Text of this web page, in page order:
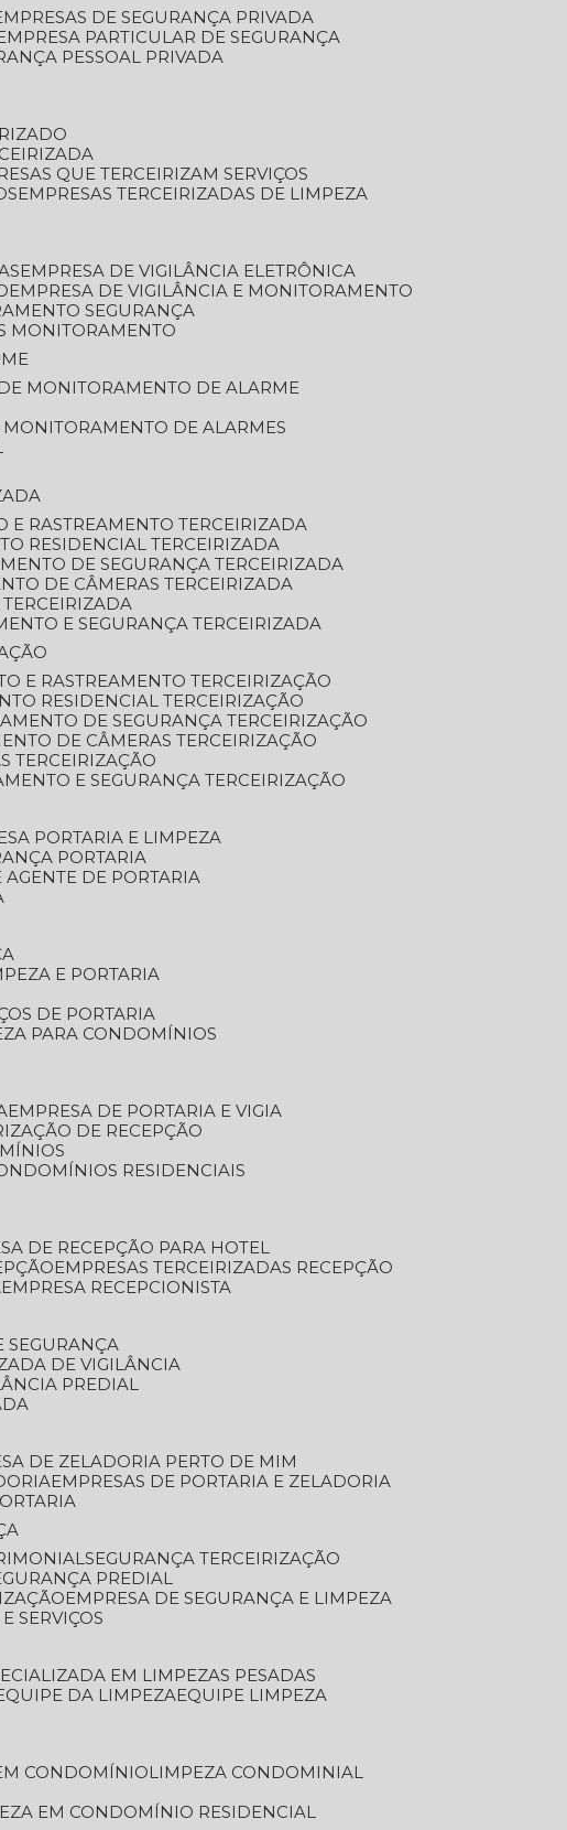
EMPRESAS DE SEGURANÇA PRIVADA
EMPRESA PARTICULAR DE SEGURANÇA
PESSOAL PRIVADA
QUE TERCEIRIZAM SERVIÇOS
EMPRESAS TERCEIRIZADAS DE LIMPEZA
EMPRESA DE VIGILÂNCIA ELETRÔNICA
EMPRESA DE VIGILÂNCIA E MONITORAMENTO
SEGURANÇA
MONITORAMENTO
DE MONITORAMENTO DE ALARME
MONITORAMENTO DE ALARMES
E RASTREAMENTO TERCEIRIZADA
RESIDENCIAL TERCEIRIZADA
DE SEGURANÇA TERCEIRIZADA
DE CÂMERAS TERCEIRIZADA
E SEGURANÇA TERCEIRIZADA
E RASTREAMENTO TERCEIRIZAÇÃO
RESIDENCIAL TERCEIRIZAÇÃO
DE SEGURANÇA TERCEIRIZAÇÃO
DE CÂMERAS TERCEIRIZAÇÃO
TERCEIRIZAÇÃO
E SEGURANÇA TERCEIRIZAÇÃO
PORTARIA E LIMPEZA
PORTARIA
AGENTE DE PORTARIA
E PORTARIA
DE PORTARIA
PARA CONDOMÍNIOS
EMPRESA DE PORTARIA E VIGIA
DE RECEPÇÃO
RESIDENCIAIS
DE RECEPÇÃO PARA HOTEL
EMPRESAS TERCEIRIZADAS RECEPÇÃO
EMPRESA RECEPCIONISTA
SEGURANÇA
DE VIGILÂNCIA
PREDIAL
DE ZELADORIA PERTO DE MIM
EMPRESAS DE PORTARIA E ZELADORIA
SEGURANÇA TERCEIRIZAÇÃO
PREDIAL
EMPRESA DE SEGURANÇA E LIMPEZA
SERVIÇOS
EM LIMPEZAS PESADAS
EQUIPE DA LIMPEZA EQUIPE LIMPEZA
CONDOMÍNIO
LIMPEZA CONDOMINIAL
EM CONDOMÍNIO RESIDENCIAL